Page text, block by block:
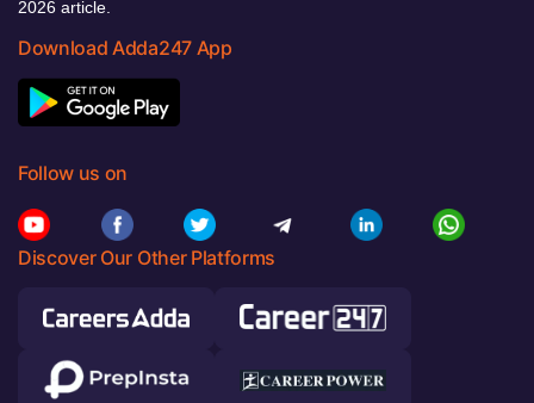
2026 article.
Download Adda247 App
Follow us on
Discover Our Other Platforms